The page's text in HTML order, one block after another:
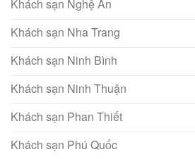
Khách sạn Nghệ An
Khách sạn Nha Trang
Khách sạn Ninh Bình
Khách sạn Ninh Thuận
Khách sạn Phan Thiết
Khách sạn Phú Quốc